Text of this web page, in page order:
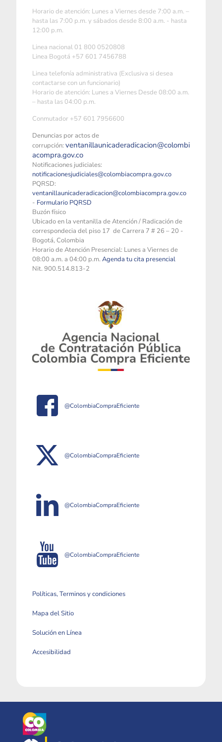
Horario de atención: Lunes a Viernes desde 7:00 a.m. –
hasta las 7:00 p.m. y sábados desde 8:00 a.m. - hasta
12:00 p.m.
Linea nacional 01 800 0520808
Linea Bogotá +57 601 7456788
Linea telefonía administrativa (Exclusiva si desea
contactarse con un funcionario)
Horario de atención: Lunes a Viernes Desde 08:00 a.m.
– hasta las 04:00 p.m.
Conmutador +57 601 7956600
Denuncias por actos de
corrupción: ventanillaunicaderadicacion@colombi
acompra.gov.co
Notificaciones judiciales:
notificacionesjudiciales@colombiacompra.gov.co
PQRSD:
ventanillaunicaderadicacion@colombiacompra.gov.co
- Formulario PQRSD
Buzón físico
Ubicado en la ventanilla de Atención / Radicación de
correspondecia del piso 17 de Carrera 7 # 26 – 20 -
Bogotá, Colombia
Horario de Atención Presencial: Lunes a Viernes de
08:00 a.m. a 04:00 p.m. Agenda tu cita presencial
Nit. 900.514.813-2
@ColombiaCompraEficiente
@ColombiaCompraEficiente
@ColombiaCompraEficiente
@ColombiaCompraEficiente
Políticas, Terminos y condiciones
Mapa del Sitio
Solución en Línea
Accesibilidad